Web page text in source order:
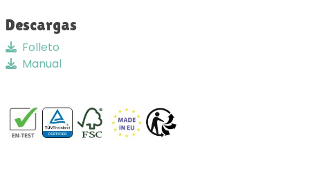
Descargas
Folleto
Manual